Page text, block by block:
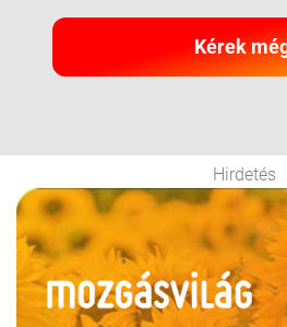
Kérek
Hirdetés